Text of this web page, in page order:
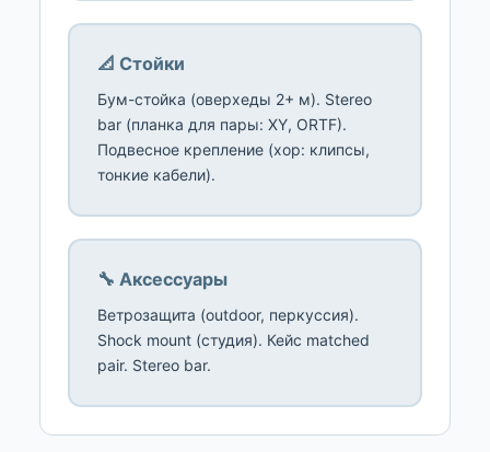
📐 Стойки
Бум-стойка (оверхеды 2+ м). Stereo
bar (планка для пары: XY, ORTF).
Подвесное крепление (хор: клипсы,
тонкие кабели).
🔧 Аксессуары
Ветрозащита (outdoor, перкуссия).
Shock mount (студия). Кейс matched
pair. Stereo bar.